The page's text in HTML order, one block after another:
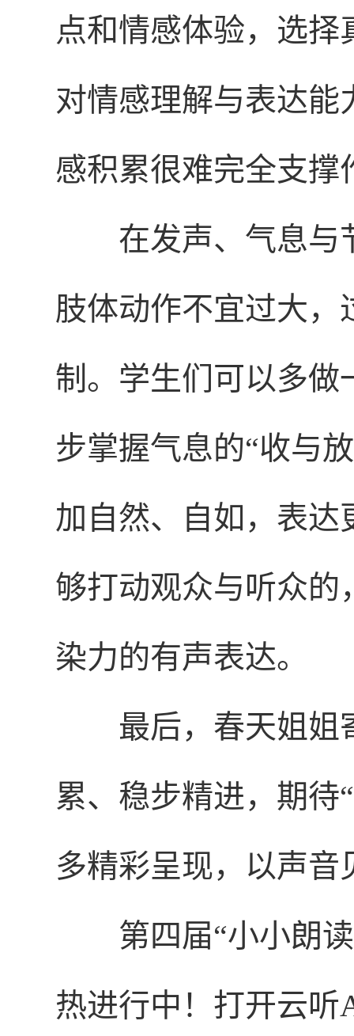
点和情感体验，选择
对情感理解与表达
感积累很难完全支
在发声、气息与
肢体动作不宜过大
制。学生们可以多
步掌握气息的“收与
加自然、自如，表
够打动观众与听众的
染力的有声表达。
最后，春天姐姐
累、稳步精进，期待
多精彩呈现，以声
第四届“小小朗
热进行中！打开云听